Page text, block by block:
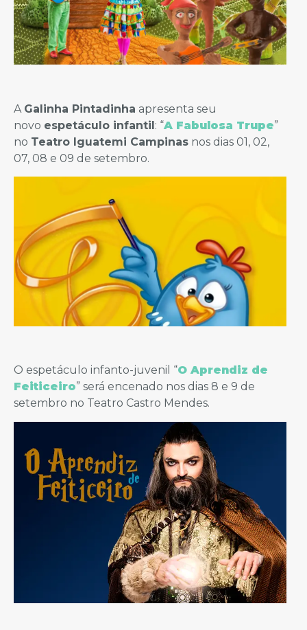
A Galinha Pintadinha apresenta seu
novo espetáculo infantil: “A Fabulosa Trupe”
no Teatro Iguatemi Campinas nos dias 01, 02,
07, 08 e 09 de setembro.
O espetáculo infanto-juvenil “O Aprendiz de
Feiticeiro” será encenado nos dias 8 e 9 de
setembro no Teatro Castro Mendes.